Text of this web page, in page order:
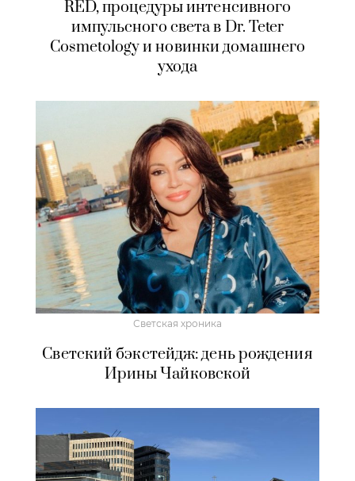
RED, процедуры интенсивного
импульсного света в Dr. Teter
Cosmetology и новинки домашнего
ухода
Светская хроника
Светский бэкстейдж: день рождения
Ирины Чайковской